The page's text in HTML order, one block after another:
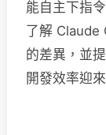
能自主下指
了解 Claude
的差異，並
開發效率迎